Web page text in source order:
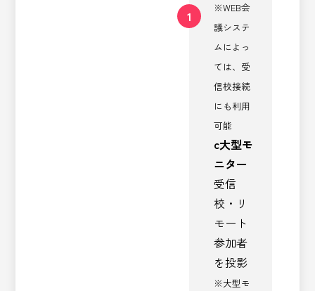
1
※WEB会
議システ
ムによっ
ては、受
信校接続
にも利用
可能
c大型モ
ニター
受信
校・リ
モート
参加者
を投影
※大型モ